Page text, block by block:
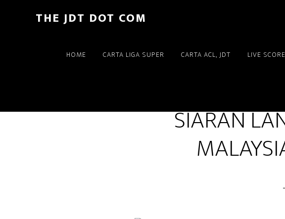
THE JDT DOT COM
HOME CARTA LIGA SUPER CARTA ACL, JDT LIVE
SIARAN